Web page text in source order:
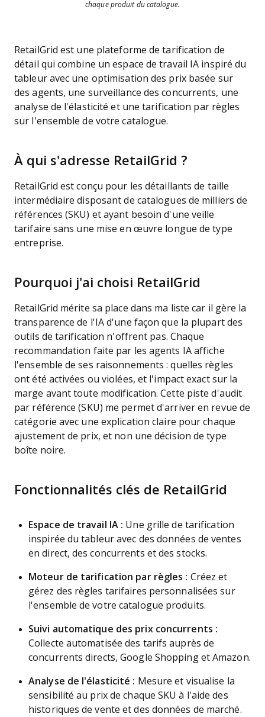
chaque produit du catalogue.
RetailGrid est une plateforme de tarification de
détail qui combine un espace de travail IA inspiré du
tableur avec une optimisation des prix basée sur
des agents, une surveillance des concurrents, une
analyse de l'élasticité et une tarification par règles
sur l'ensemble de votre catalogue.
À qui s'adresse RetailGrid ?
RetailGrid est conçu pour les détaillants de taille
intermédiaire disposant de catalogues de milliers de
références (SKU) et ayant besoin d'une veille
tarifaire sans une mise en œuvre longue de type
entreprise.
Pourquoi j'ai choisi RetailGrid
RetailGrid mérite sa place dans ma liste car il gère la
transparence de l'IA d'une façon que la plupart des
outils de tarification n'offrent pas. Chaque
recommandation faite par les agents IA affiche
l'ensemble de ses raisonnements : quelles règles
ont été activées ou violées, et l'impact exact sur la
marge avant toute modification. Cette piste d'audit
par référence (SKU) me permet d'arriver en revue de
catégorie avec une explication claire pour chaque
ajustement de prix, et non une décision de type
boîte noire.
Fonctionnalités clés de RetailGrid
Espace de travail IA : Une grille de tarification
inspirée du tableur avec des données de ventes
en direct, des concurrents et des stocks.
Moteur de tarification par règles : Créez et
gérez des règles tarifaires personnalisées sur
l'ensemble de votre catalogue produits.
Suivi automatique des prix concurrents :
Collecte automatisée des tarifs auprès de
concurrents directs, Google Shopping et Amazon.
Analyse de l'élasticité : Mesure et visualise la
sensibilité au prix de chaque SKU à l'aide des
historiques de vente et des données de marché.